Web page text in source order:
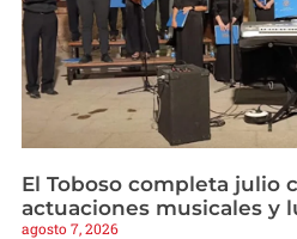
El Toboso completa julio
actuaciones musicales y
agosto 7, 2026